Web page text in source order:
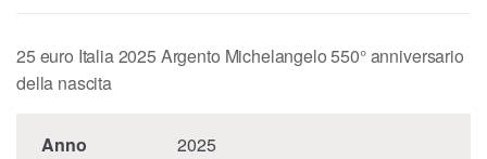
25 euro Italia 2025 Argento Michelangelo 550° anniversario
della nascita
Anno 2025